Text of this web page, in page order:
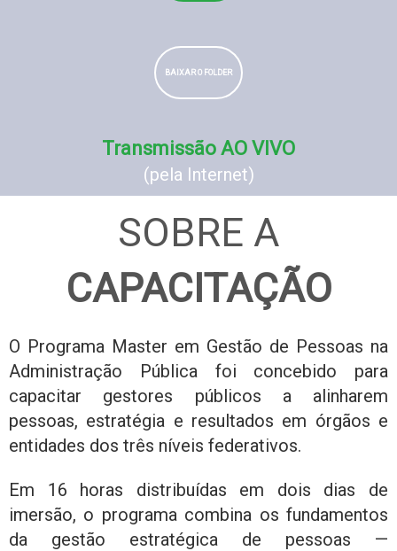
BAIXAR O FOLDER
Transmissão AO VIVO
(pela Internet)
SOBRE A
CAPACITAÇÃO
O Programa Master em Gestão de Pessoas na
Administração Pública foi concebido para
capacitar gestores públicos a alinharem
pessoas, estratégia e resultados em órgãos e
entidades dos três níveis federativos.
Em 16 horas distribuídas em dois dias de
imersão, o programa combina os fundamentos
da gestão estratégica de pessoas —